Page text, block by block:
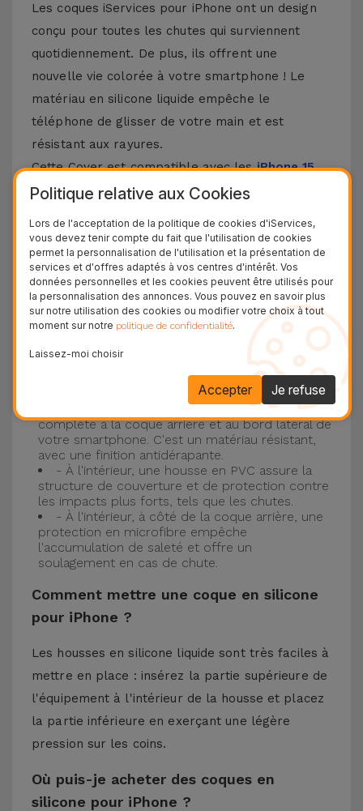
Les coques iServices pour iPhone ont un design
conçu pour toutes les chutes qui surviennent
quotidiennement. De plus, ils offrent une
nouvelle vie colorée à votre smartphone ! Le
matériau en silicone liquide empêche le
téléphone de glisser de votre main et est
résistant aux rayures.
Cette Cover est compatible avec lesiPhone 15,
14, 13, 12, entre autres, ainsi qu'avec le modèle le
Protection à 3 couches avec coques en
silicone
Nos coques en silicone pour iPhone ont une
construction robuste et de qualité, avec une
construction à trois couches, pour éviter au
maximum les accidents et les casses !
- Une première couche de silicone liquide
donne de la couleur et une couverture
complète à la coque arrière et au bord latéral de
votre smartphone. C'est un matériau résistant,
avec une finition antidérapante.
- À l'intérieur, une housse en PVC assure la
structure de couverture et de protection contre
les impacts plus forts, tels que les chutes.
- À l'intérieur, à côté de la coque arrière, une
protection en microfibre empêche
l'accumulation de saleté et offre un
soulagement en cas de chute.
Comment mettre une coque en silicone
pour iPhone ?
Les housses en silicone liquide sont très faciles à
mettre en place : insérez la partie supérieure de
l'équipement à l'intérieur de la housse et placez
la partie inférieure en exerçant une légère
pression sur les coins.
Où puis-je acheter des coques en
silicone pour iPhone ?
Politique relative aux Cookies
Lors de l'acceptation de la politique de cookies d'iServices,
vous devez tenir compte du fait que l'utilisation de cookies
permet la personnalisation de l'utilisation et la présentation de
services et d'offres adaptés à vos centres d'intérêt. Vos
données personnelles et les cookies peuvent être utilisés pour
la personnalisation des annonces. Vous pouvez en savoir plus
sur notre utilisation des cookies ou modifier votre choix à tout
moment sur notre politique de confidentialité.
Laissez-moi choisir
Je refuse
Accepter